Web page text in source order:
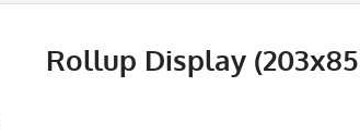
Rollup Display